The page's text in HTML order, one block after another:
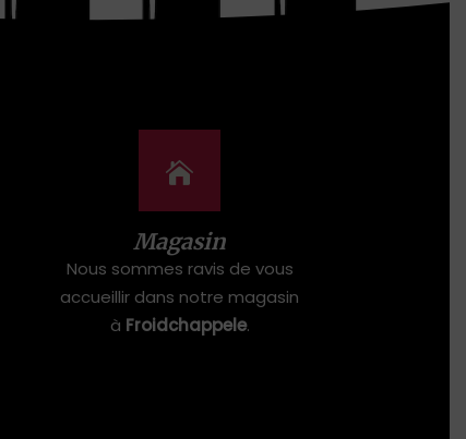
Magasin
Nous sommes ravis de vous
accueillir dans notre magasin
à Froidchappele.